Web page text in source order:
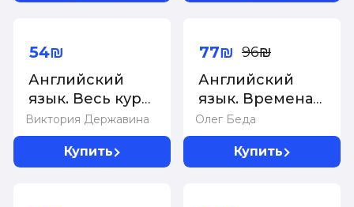
Виктория Державина
Английский
язык. Весь курс.
5-7 классы
54₪
Купить
Олег Беда
Английский
язык. Времена
глаголов
77₪ 96₪
Купить